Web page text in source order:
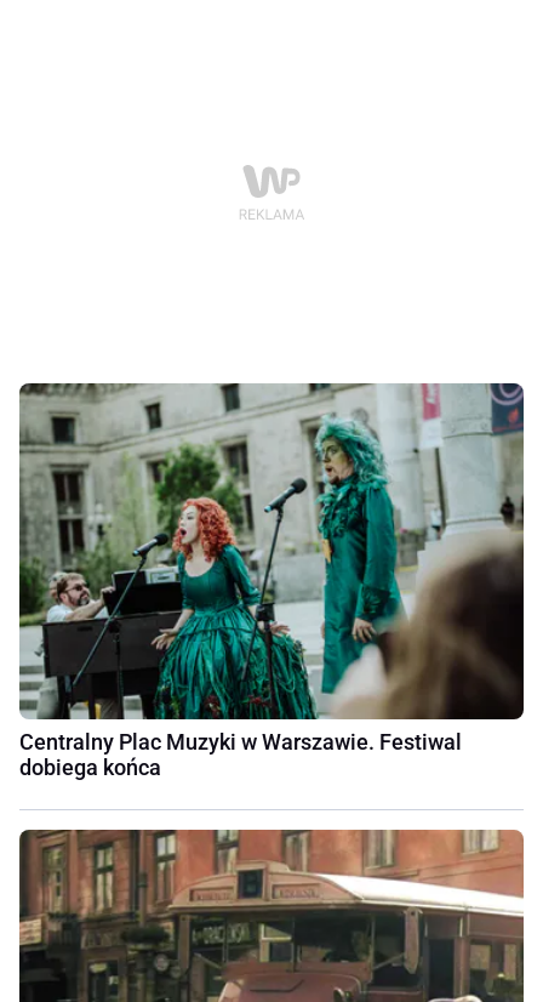
Centralny Plac Muzyki w Warszawie. Festiwal
dobiega końca